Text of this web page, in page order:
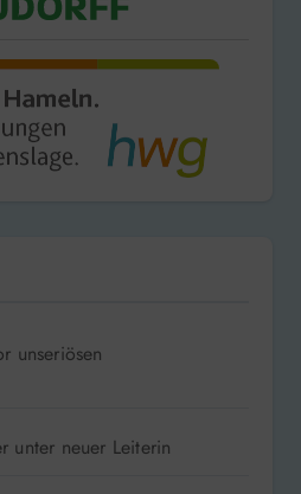
unseriösen
unter neuer Leiterin